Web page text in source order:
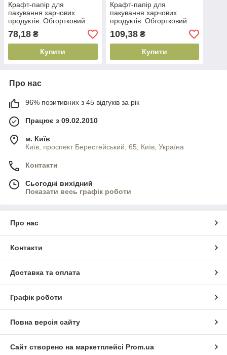
Крафт-папір для
пакування харчових
продуктів. Обгортковий
папір. В рулоні (28 см х 50
метрів.)
78,18 ₴
Купити
Крафт-папір для
пакування харчових
продуктів. Обгортковий
папір. В рулоні (42 см х 50
метрів.)
109,38₴
Купити
Про нас
96% позитивних з 45 відгуків за рік
Працює з 09.02.2010
м. Київ
Київ, проспект Берестейський, 65, Київ, Україна
Контакти
Сьогодні вихідний
Показати весь графік роботи
Про нас
Контакти
Доставка та оплата
Графік роботи
Повна версія сайту
Сайт створено на маркетплейсі Prom.ua